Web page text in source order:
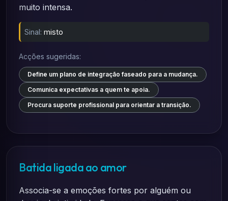
muito intensa.
Sinal: misto
Acções sugeridas:
Define um plano de integração faseado para a mudança.
Comunica expectativas a quem te apoia.
Procura suporte profissional para orientar a transição.
Batida ligada ao amor
Associa-se a emoções fortes por alguém ou